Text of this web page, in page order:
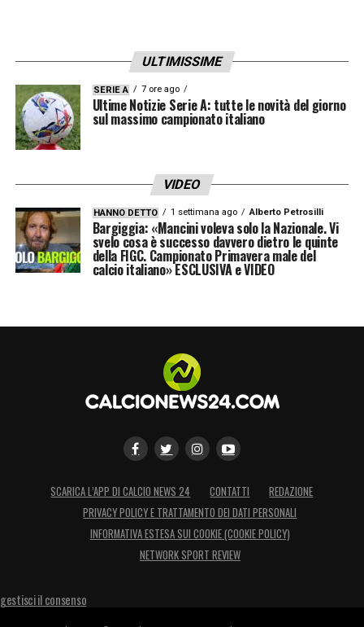
ULTIMISSIME
SERIE A 7 ore ago
Ultime Notizie Serie A: tutte le novità del giorno
sul massimo campionato italiano
VIDEO
HANNO DETTO 1 settimana ago Alberto Petrosilli
Bargiggia: «Mancini voleva solo la Nazionale. Vi
svelo cosa è successo davvero dietro le quinte
della FIGC. Campionato Primavera male del
calcio italiano» ESCLUSIVA e VIDEO
SCARICA L’APP DI CALCIO NEWS 24 CONTATTI
REDAZIONE
PRIVACY POLICY E TRATTAMENTO DEI DATI PERSONALI
INFORMATIVA ESTESA SUI COOKIE (COOKIE POLICY)
NETWORK SPORT REVIEW
gestisci il consenso